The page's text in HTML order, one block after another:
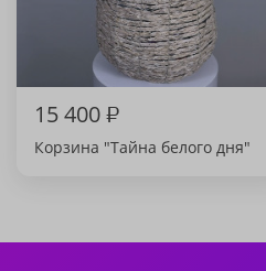
15 400₽
Корзина "Тайна белого дня"